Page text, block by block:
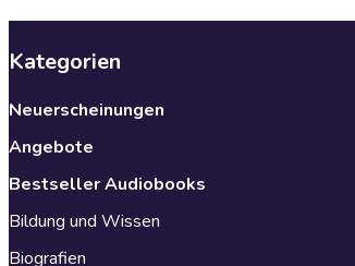
Kategorien
Neuerscheinungen
Angebote
Bestseller Audiobooks
Bildung und Wissen
Biografien